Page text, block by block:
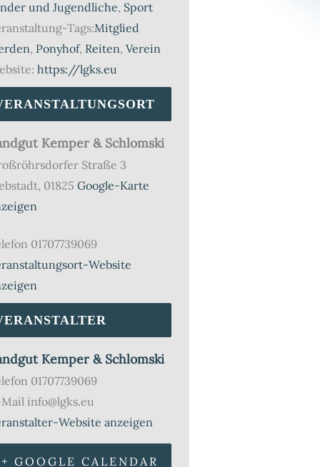
und Jugendliche, Sport
Tags:Mitglied
, Ponyhof, Reiten, Verein
https://lgks.eu
Kemper & Schlomski
Straße 3
, 01825 Google-Karte
01707739069
Website
Kemper & Schlomski
01707739069
info@lgks.eu
Website anzeigen
+ GOOGLE CALENDAR